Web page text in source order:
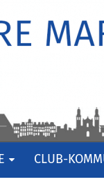
CLUB-